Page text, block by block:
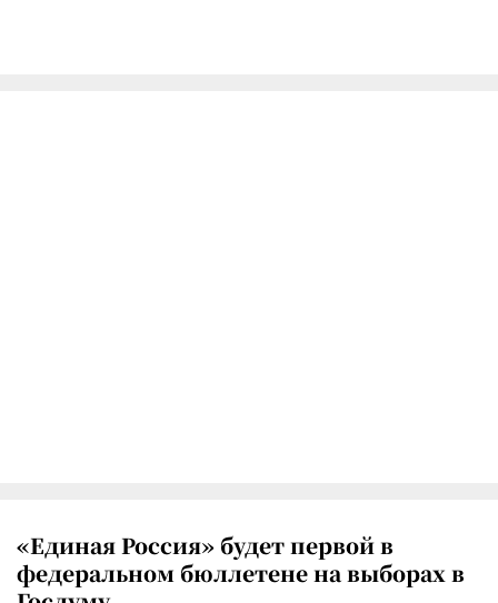
«Единая Россия» будет первой в
федеральном бюллетене на выборах в